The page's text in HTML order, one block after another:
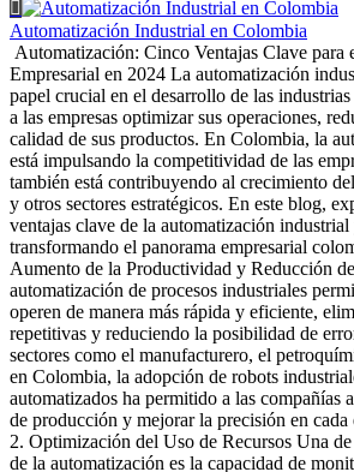
Automatización Industrial en Colombia
Automatización: Cinco Ventajas Clave para
Empresarial en 2024 La automatización
papel crucial en el desarrollo de las
a las empresas optimizar sus operaciones,
calidad de sus productos. En Colombia, la
está impulsando la competitividad de las
también está contribuyendo al crecimiento
y otros sectores estratégicos. En este blog,
ventajas clave de la automatización industrial
transformando el panorama empresarial
Aumento de la Productividad y Reducción
automatización de procesos industriales
operen de manera más rápida y eficiente,
repetitivas y reduciendo la posibilidad de
sectores como el manufacturero, el
en Colombia, la adopción de robots
automatizados ha permitido a las compañías
de producción y mejorar la precisión en cada
2. Optimización del Uso de Recursos Una
de la automatización es la capacidad de